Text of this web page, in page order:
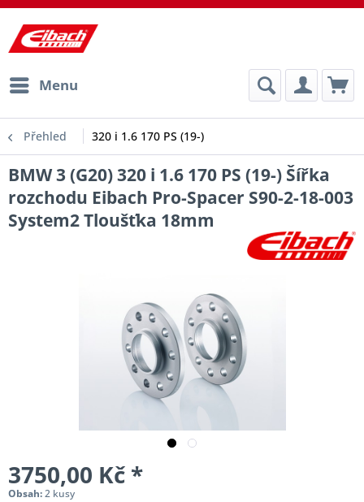
Menu
Přehled 320 i 1.6 170 PS (19-)
BMW 3 (G20) 320 i 1.6 170 PS (19-) Šířka
rozchodu Eibach Pro-Spacer S90-2-18-003
System2 Tloušťka 18mm
3750,00 Kč *
Obsah:2 kusy